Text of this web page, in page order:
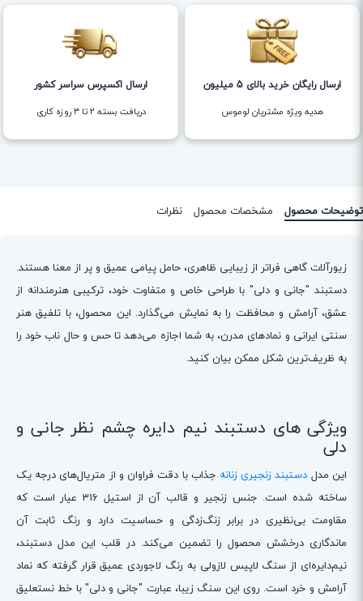
ارسال رایگان خرید بالای 5 میلیون
هدیه ویژه مشتریان لوموس
ارسال اکسپرس سراسر کشور
دریافت بسته ۲ تا ۳ روزه کاری
توضیحات محصول مشخصات محصول نظرات
زیورآلات گاهی فراتر از زیبایی ظاهری، حامل پیامی عمیق و پر از معنا هستند.
دستبند "جانی و دلی" با طراحی خاص و متفاوت خود، ترکیبی هنرمندانه از
عشق، آرامش و محافظت را به نمایش می‌گذارد. این محصول، با تلفیق هنر
سنتی ایرانی و نمادهای مدرن، به شما اجازه می‌دهد تا حس و حال ناب خود را
به ظریف‌ترین شکل ممکن بیان کنید.
ویژگی های دستبند نیم دایره چشم نظر جانی و
دلی
این مدل دستبند زنجیری زنانه جذاب با دقت فراوان و از متریال‌های درجه یک
ساخته شده است. جنس زنجیر و قالب آن از استیل 316 عیار است که
مقاومت بی‌نظیری در برابر زنگ‌زدگی و حساسیت دارد و رنگ ثابت آن
ماندگاری درخشش محصول را تضمین می‌کند. در قلب این مدل دستبند،
نیم‌دایره‌ای از سنگ لاپیس لازولی به رنگ لاجوردی عمیق قرار گرفته که نماد
آرامش و خرد است. روی این سنگ زیبا، عبارت "جانی و دلی" با خط نستعلیق